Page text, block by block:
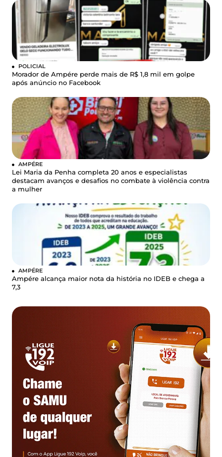
POLICIAL
Morador de Ampére perde mais de R$ 1,8 mil em golpe
após anúncio no Facebook
AMPÉRE
Lei Maria da Penha completa 20 anos e especialistas
destacam avanços e desafios no combate à violência contra
a mulher
AMPÉRE
Ampére alcança maior nota da história no IDEB e chega a
7,3